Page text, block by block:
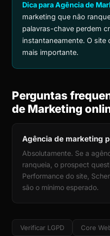
Dica para Agência de
marketing que não
palavras-chave perdem
instantaneamente. O site
mais importante.
Perguntas
de Marketing
Agência de marketing
Absolutamente. Se a
ranqueia, o prospect
Performance do site,
são o mínimo esperado.
Verificar LGPD Core